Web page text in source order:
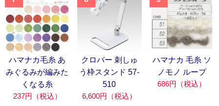
ハマナカ毛糸 あ
みぐるみが編みた
くなる糸
237円（税込）
クロバー 刺しゅ
う枠スタンド 57-
510
6,600円（税込）
ハマナカ 毛糸 ソ
ノモノ ループ
686円（税込）